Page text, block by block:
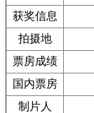
获奖信息
拍摄地
票房成绩
国内票房
制片人